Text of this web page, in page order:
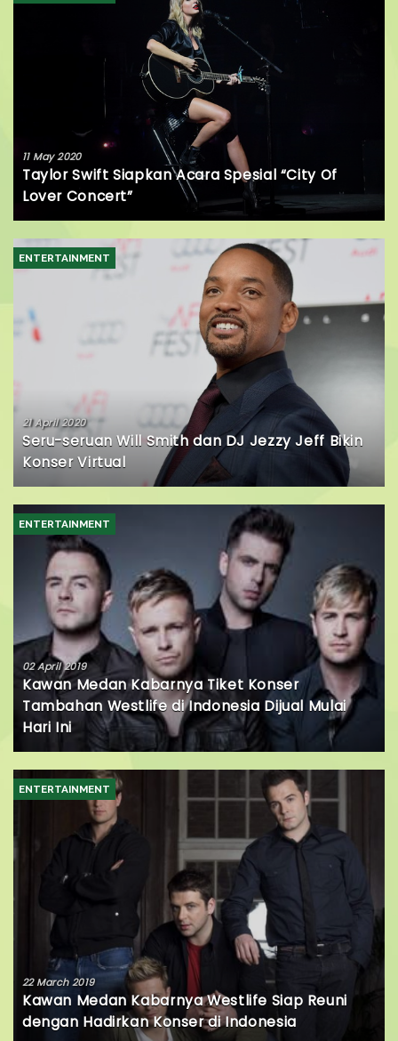
11 May 2020
Taylor Swift Siapkan Acara Spesial “City Of
Lover Concert”
ENTERTAINMENT
21 April 2020
Seru-seruan Will Smith dan DJ Jezzy Jeff Bikin
Konser Virtual
ENTERTAINMENT
02 April 2019
Kawan Medan Kabarnya Tiket Konser
Tambahan Westlife di Indonesia Dijual Mulai
Hari Ini
ENTERTAINMENT
22 March 2019
Kawan Medan Kabarnya Westlife Siap Reuni
dengan Hadirkan Konser di Indonesia